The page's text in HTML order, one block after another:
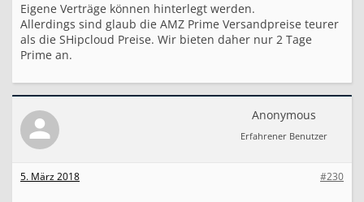
Eigene Verträge können hinterlegt werden.
Allerdings sind glaub die AMZ Prime Versandpreise teurer
als die SHipcloud Preise. Wir bieten daher nur 2 Tage
Prime an.
Anonymous
Erfahrener Benutzer
#230
5. März 2018